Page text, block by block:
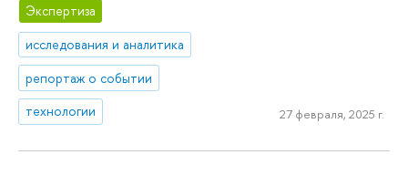
Экспертиза
исследования и аналитика
репортаж о событии
технологии
27 февраля, 2025 г.